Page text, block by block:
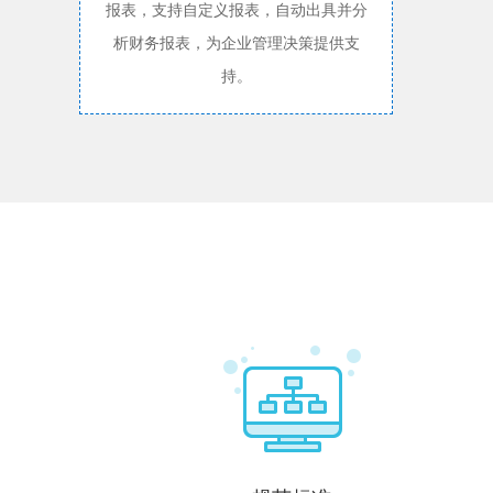
报表，支持自定义报表，自动出具并分
析财务报表，为企业管理决策提供支
持。